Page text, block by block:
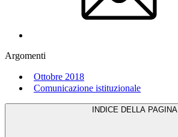
Argomenti
Ottobre 2018
Comunicazione istituzionale
INDICE DELLA PAGINA